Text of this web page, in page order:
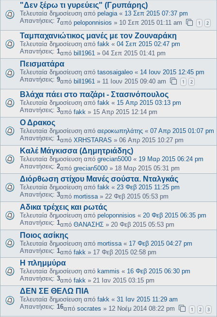
"Δεν ξέρω τι γυρεύεις" (Γρυπάρης)
Τελευταία δημοσίευση από pelagia « 13 Σεπ 2015 07:37 pm
Απαντήσεις: 7από peloponnisios » 10 Σεπ 2015 01:11 am 1 2
Ταμπαχανιώτικος μανές με τον Ζουναράκη
Τελευταία δημοσίευση από fakk « 04 Σεπ 2015 02:47 pm
Απαντήσεις: 1από bill1961 » 04 Σεπ 2015 01:41 pm
Πεισματάρα
Τελευταία δημοσίευση από tasosaigaleo « 14 Ιουν 2015 12:45 pm
Απαντήσεις: 9από bill1961 » 11 Ιουν 2015 09:40 am 1 2
Βλάχα πάει στο παζάρι - Στασινόπουλος
Τελευταία δημοσίευση από fakk « 15 Απρ 2015 03:13 pm
Απαντήσεις: 3από fakk » 15 Απρ 2015 12:14 pm
Ο Δρακος
Τελευταία δημοσίευση από αεροκωπηλάτης « 07 Απρ 2015 01:07 pm
Απαντήσεις: 1από XRHSTARAS » 06 Απρ 2015 10:27 pm
Καλέ Μάγκισσα (Δημητριάδης)
Τελευταία δημοσίευση από grecian5000 « 19 Μαρ 2015 06:24 pm
Απαντήσεις: 2από grecian5000 » 18 Μαρ 2015 05:31 pm
Διόρθωση στίχου Μανές σούστα. Νταλγκάς
Τελευταία δημοσίευση από fakk « 23 Φεβ 2015 11:25 pm
Απαντήσεις: 3από mortissa » 22 Φεβ 2015 05:53 pm
Αδικα τρέχεις και ρωτάς
Τελευταία δημοσίευση από peloponnisios « 20 Φεβ 2015 06:35 pm
Απαντήσεις: 1από ΘΑΝΑΣΗΣ » 20 Φεβ 2015 05:53 pm
Ποιος ασίκης
Τελευταία δημοσίευση από mortissa « 17 Φεβ 2015 04:27 pm
Απαντήσεις: 1από fakk » 17 Φεβ 2015 02:58 pm
Η πλημμύρα
Τελευταία δημοσίευση από kammis « 16 Φεβ 2015 06:30 pm
Απαντήσεις: 3από fakk » 21 Ιαν 2015 03:15 pm
ΔΕΝ ΣΕ ΘΕΛΩ ΠΙΑ
Τελευταία δημοσίευση από fakk « 31 Ιαν 2015 11:29 am
Απαντήσεις: 16από socrates » 12 Νοέμ 2014 08:22 pm 1 2 3